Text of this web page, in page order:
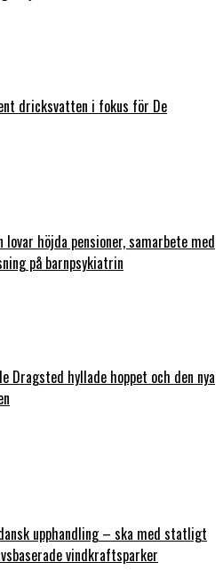
dricksvatten i fokus för De
höjda pensioner, samarbete med
på barnpsykiatrin
Dragsted hyllade hoppet och den nya
upphandling – ska med statligt
vindkraftsparker